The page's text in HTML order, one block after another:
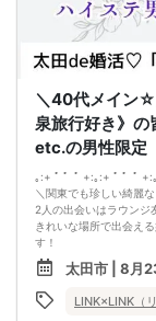
→早割で6000円
女性：1000円(税込)
→早割で500円→先着3
★ 早割は先着順の人数
マッチング夜カフェコ
15:00[ 受付スタート ]
★開始１５分前にはご着
15:30[ パーティ開始 ] イ
15:35
3～10回[ 1対1テーブル
3～10分間のトーク
[ 席替えタイム ]
17:20[ マッチングカー
17:25[ マッチングカー
[マッチングカード配布]
17:30[ パーティ終了・
女性からの優先退出にな
＼40代メイン☆
泉旅行好き》
etc.の男性限定
｡:+ ﾟ ゜ﾟ +:｡:+ ﾟ ゜ﾟ +:
＼関東でも珍しい綺麗
2人の出会いはラウンジ
きれいな場所で出会え
す！
今回のテーマは
「国内･温泉旅行が好き
年収400万円以上・公務
春は桜の名所へ
太田市 | 8月
LINK×LINK（